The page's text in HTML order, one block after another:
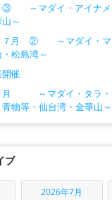
③ ～マダイ・アイナメ
～
月 ② ～マダイ・マゴ
松島湾～
催
～マダイ・タラ・
物等・仙台湾・金華山～
ブ
2026年7月